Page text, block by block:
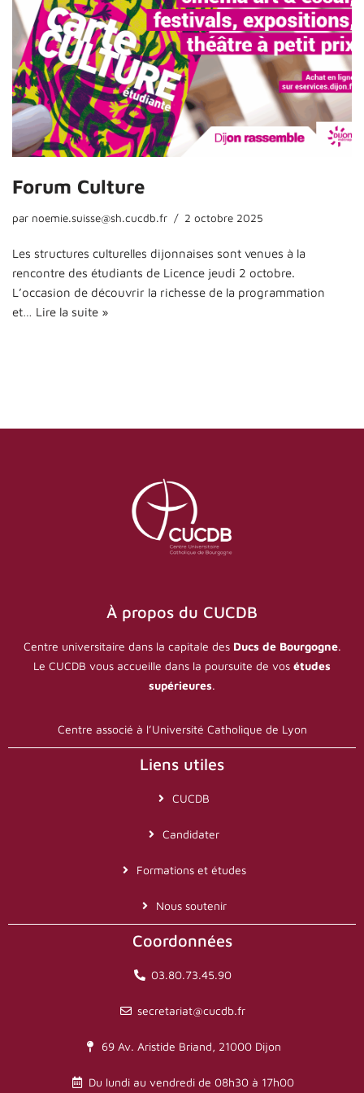
Forum Culture
par noemie.suisse@sh.cucdb.fr 2 octobre 2025
Les structures culturelles dijonnaises sont venues à la
rencontre des étudiants de Licence jeudi 2 octobre.
L’occasion de découvrir la richesse de la programmation
et… Lire la suite »
À propos du CUCDB
Centre universitaire dans la capitale des Ducs de Bourgogne.
Le CUCDB vous accueille dans la poursuite de vos études
supérieures.
Centre associé à l’Université Catholique de Lyon
Liens utiles
CUCDB
Candidater
Formations et études
Nous soutenir
Coordonnées
03.80.73.45.90
secretariat@cucdb.fr
69 Av. Aristide Briand, 21000 Dijon
Du lundi au vendredi de 08h30 à 17h00